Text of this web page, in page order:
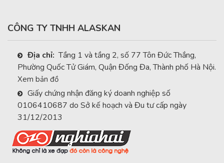
CÔNG TY TNHH ALASKAN
Địa chỉ: Tầng 1 và tầng 2, số 77 Tôn Đức Thắng,
Phường Quốc Tử Giám, Quận Đống Đa, Thành phố Hà Nội.
Xem bản đồ
Giấy chứng nhận đăng ký doanh nghiệp số
0106410687 do Sở kế hoạch và Đu tư cấp ngày
31/12/2013